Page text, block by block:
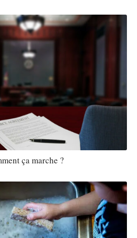
ça marche ?